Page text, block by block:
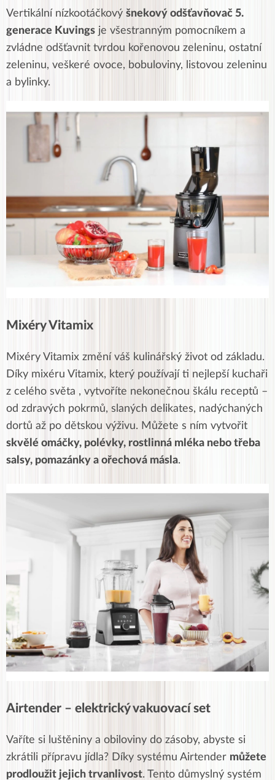
Vertikální nízkootáčkový šnekový odšťavňovač 5.
generace Kuvings je všestranným pomocníkem a
zvládne odšťavnit tvrdou kořenovou zeleninu, ostatní
zeleninu, veškeré ovoce, bobuloviny, listovou zeleninu
a bylinky.
Mixéry Vitamix
Mixéry Vitamix změní váš kulinářský život od základu.
Díky mixéru Vitamix, který používají ti nejlepší kuchaři
z celého světa , vytvoříte nekonečnou škálu receptů –
od zdravých pokrmů, slaných delikates, nadýchaných
dortů až po dětskou výživu. Můžete s ním vytvořit
skvělé omáčky, polévky, rostlinná mléka nebo třeba
salsy, pomazánky a ořechová másla.
Airtender – elektrický vakuovací set
Vaříte si luštěniny a obiloviny do zásoby, abyste si
zkrátili přípravu jídla? Díky systému Airtender můžete
prodloužit jejich trvanlivost. Tento důmyslný systém